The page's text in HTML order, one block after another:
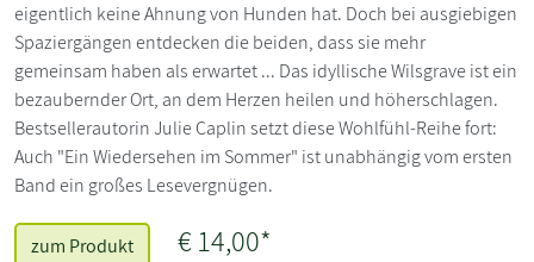
eigentlich keine Ahnung von Hunden hat. Doch bei ausgiebigen
Spaziergängen entdecken die beiden, dass sie mehr
gemeinsam haben als erwartet ... Das idyllische Wilsgrave ist ein
bezaubernder Ort, an dem Herzen heilen und höherschlagen.
Bestsellerautorin Julie Caplin setzt diese Wohlfühl-Reihe fort:
Auch "Ein Wiedersehen im Sommer" ist unabhängig vom ersten
Band ein großes Lesevergnügen.
zum Produkt € 14,00*